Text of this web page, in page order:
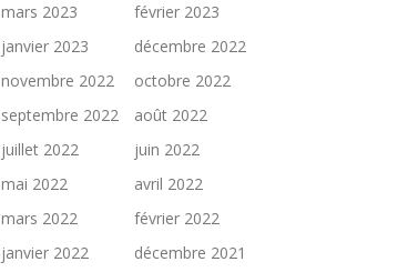
mars 2023
février 2023
janvier 2023
décembre 2022
novembre 2022
octobre 2022
septembre 2022
août 2022
juillet 2022
juin 2022
mai 2022
avril 2022
mars 2022
février 2022
janvier 2022
décembre 2021